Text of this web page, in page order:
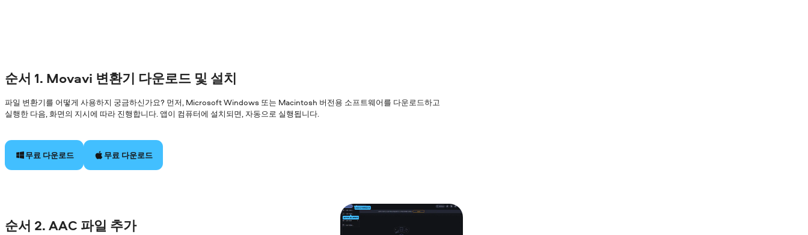
순서 1. Movavi 변환기 다운로드 및 설치
파일 변환기를 어떻게 사용하지 궁금하신가요? 먼저, Microsoft Windows 또는 Macintosh 버전용 소프트웨어를 다운로드하고
실행한 다음, 화면의 지시에 따라 진행합니다. 앱이 컴퓨터에 설치되면, 자동으로 실행됩니다.
무료 다운로드 무료 다운로드
순서 2. AAC 파일 추가